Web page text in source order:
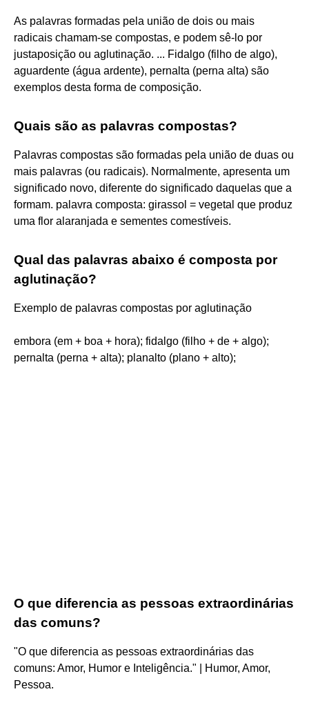
As palavras formadas pela união de dois ou mais
radicais chamam-se compostas, e podem sê-lo por
justaposição ou aglutinação. ... Fidalgo (filho de algo),
aguardente (água ardente), pernalta (perna alta) são
exemplos desta forma de composição.
Quais são as palavras compostas?
Palavras compostas são formadas pela união de duas ou
mais palavras (ou radicais). Normalmente, apresenta um
significado novo, diferente do significado daquelas que a
formam. palavra composta: girassol = vegetal que produz
uma flor alaranjada e sementes comestíveis.
Qual das palavras abaixo é composta por
aglutinação?
Exemplo de palavras compostas por aglutinação
embora (em + boa + hora); fidalgo (filho + de + algo);
pernalta (perna + alta); planalto (plano + alto);
O que diferencia as pessoas extraordinárias
das comuns?
"O que diferencia as pessoas extraordinárias das
comuns: Amor, Humor e Inteligência." | Humor, Amor,
Pessoa.